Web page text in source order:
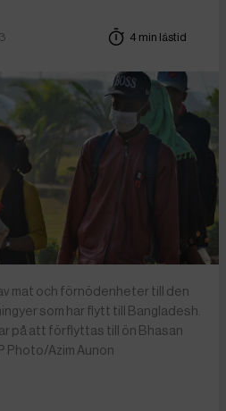
4 min lästid
mat och förnödenheter till den
som har flytt till Bangladesh.
på att förflyttas till ön Bhasan
Photo/Azim Aunon